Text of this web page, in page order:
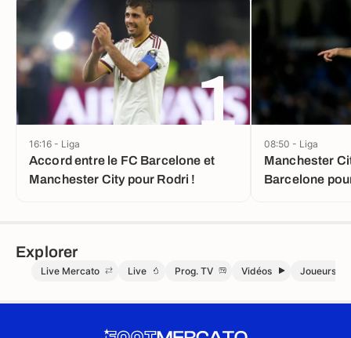
1
Accord entre le FC Barcelone et
Manchester City pour Rodri !
16:16 - Liga
Manchester
Barcelone
08:50 - Liga
Explorer
Live Mercato Live Prog. TV Vidéos Joueurs